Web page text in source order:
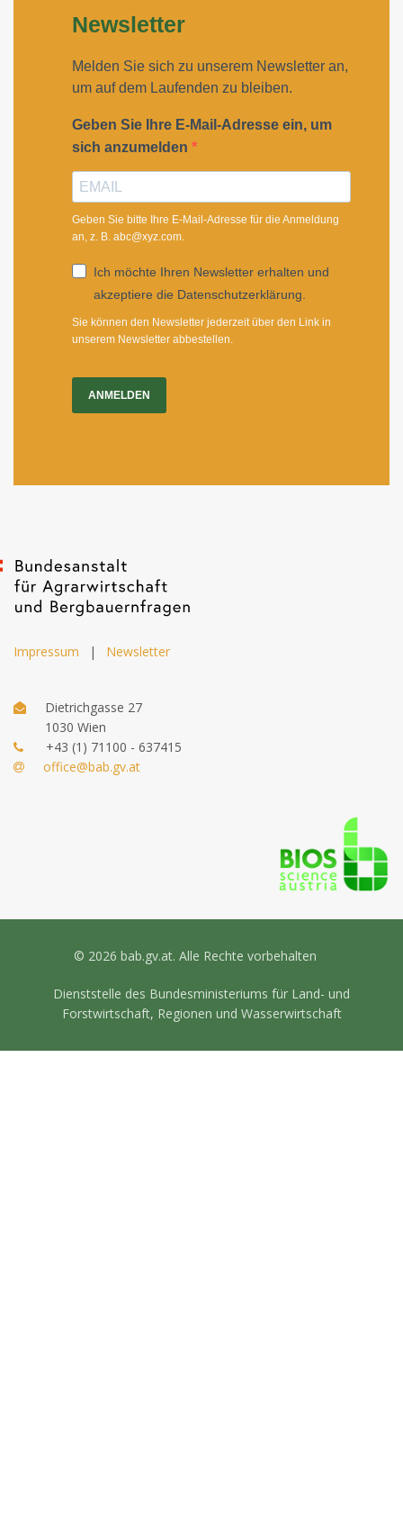
Newsletter
Melden Sie sich zu unserem Newsletter an,
um auf dem Laufenden zu bleiben.
Geben Sie Ihre E-Mail-Adresse ein, um
sich anzumelden
Geben Sie bitte Ihre E-Mail-Adresse für die Anmeldung
an, z. B. abc@xyz.com.
Ich möchte Ihren Newsletter erhalten und
akzeptiere die Datenschutzerklärung.
Sie können den Newsletter jederzeit über den Link in
unserem Newsletter abbestellen.
ANMELDEN
Impressum | Newsletter
Dietrichgasse 27
1030 Wien
+43 (1) 71100 - 637415
office@bab.gv.at
© 2026 bab.gv.at. Alle Rechte vorbehalten
Dienststelle des Bundesministeriums für Land- und
Forstwirtschaft, Regionen und Wasserwirtschaft